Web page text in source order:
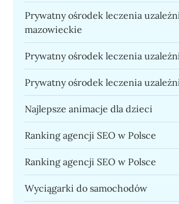
Prywatny ośrodek leczenia
mazowieckie
Prywatny ośrodek leczenia
Prywatny ośrodek leczenia
Najlepsze animacje dla dzieci
Ranking agencji SEO w Polsce
Ranking agencji SEO w Polsce
Wyciągarki do samochodów